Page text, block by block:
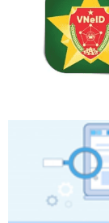
Số kí hiệu:
Tên: Quyết
ban hành,
Quy trình nội
chính trong
Số kí hiệu:
Tên: Quyết
được sửa đổi,
trình điện tử
lịch thuộc